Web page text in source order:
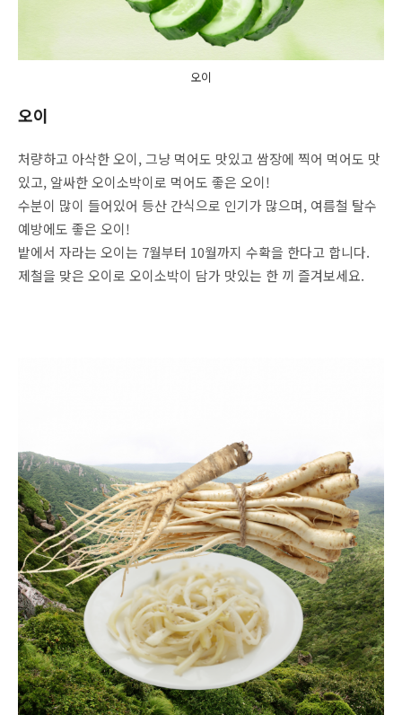
오이
오이
처량하고 아삭한 오이, 그냥 먹어도 맛있고 쌈장에 찍어 먹어도 맛
있고, 알싸한 오이소박이로 먹어도 좋은 오이!
수분이 많이 들어있어 등산 간식으로 인기가 많으며, 여름철 탈수
예방에도 좋은 오이!
밭에서 자라는 오이는 7월부터 10월까지 수확을 한다고 합니다.
제철을 맞은 오이로 오이소박이 담가 맛있는 한 끼 즐겨보세요.